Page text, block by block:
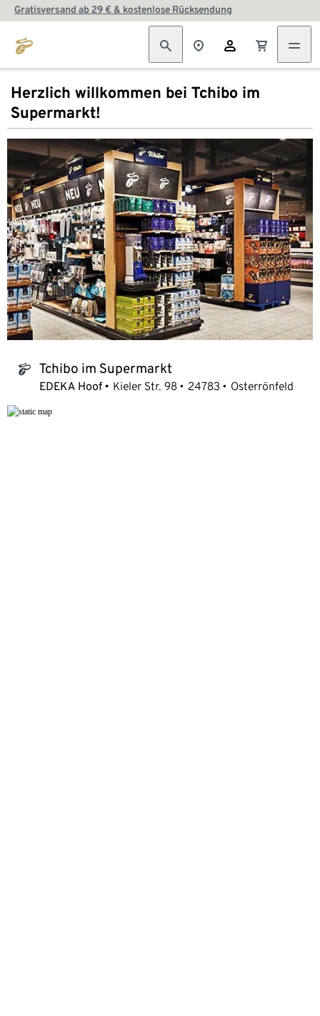
Gratisversand ab 29 € & kostenlose Rücksendung
Herzlich willkommen bei Tchibo im
Supermarkt!
tchibo_logo Tchibo im Supermarkt
EDEKA Hoof Kieler Str. 98 24783 Osterrönfeld